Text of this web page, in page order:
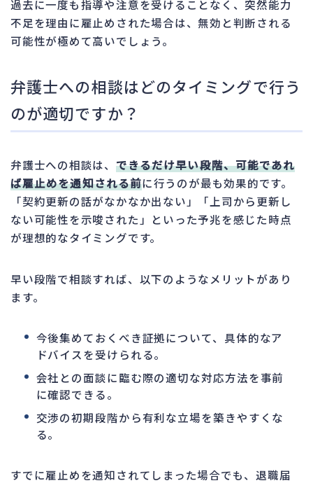
過去に一度も指導や注意を受けることなく、突然能力
不足を理由に雇止めされた場合は、無効と判断される
可能性が極めて高いでしょう。
弁護士への相談はどのタイミングで行う
のが適切ですか？
弁護士への相談は、 できるだけ早い段階、可能であれ
ば雇止めを通知される前に行うのが最も効果的です。
「契約更新の話がなかなか出ない」「上司から更新し
ない可能性を示唆された」といった予兆を感じた時点
が理想的なタイミングです。
早い段階で相談すれば、以下のようなメリットがあり
ます。
今後集めておくべき証拠について、具体的なア
ドバイスを受けられる。
会社との面談に臨む際の適切な対応方法を事前
に確認できる。
交渉の初期段階から有利な立場を築きやすくな
る。
すでに雇止めを通知されてしまった場合でも、退職届